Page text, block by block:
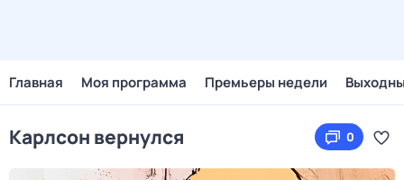
Главная Моя программа Премьеры недели
Карлсон вернулся 0